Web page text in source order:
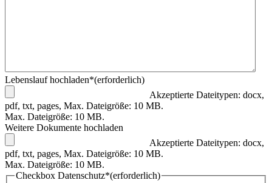
Lebenslauf hochladen*(erforderlich)
Akzeptierte Dateitypen: docx,
pdf, txt, pages, Max. Dateigröße: 10 MB.
Max. Dateigröße: 10 MB.
Weitere Dokumente hochladen
Akzeptierte Dateitypen: docx,
pdf, txt, pages, Max. Dateigröße: 10 MB.
Max. Dateigröße: 10 MB.
Checkbox Datenschutz*(erforderlich)